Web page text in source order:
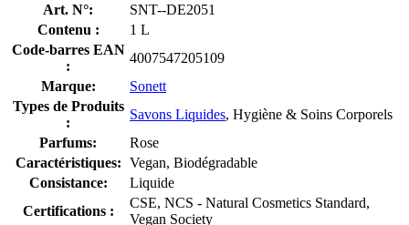
Art. N°:
SNT--DE2051
Contenu :
1 L
Code-barres EAN
:
4007547205109
Marque:
Sonett
Types de Produits
:
Savons Liquides, Hygiène & Soins Corporels
Parfums:
Rose
Caractéristiques: Vegan, Biodégradable
Consistance:
Liquide
Certifications :
CSE, NCS - Natural Cosmetics Standard,
Vegan Society